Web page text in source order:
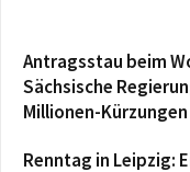
Antragsstau beim
Sächsische
Millionen-
Renntag in Leipzig: